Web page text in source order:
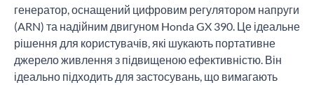
генератор, оснащений цифровим регулятором напруги
(ARN) та надійним двигуном Honda GX 390. Це ідеальне
рішення для користувачів, які шукають портативне
джерело живлення з підвищеною ефективністю. Він
ідеально підходить для застосувань, що вимагають